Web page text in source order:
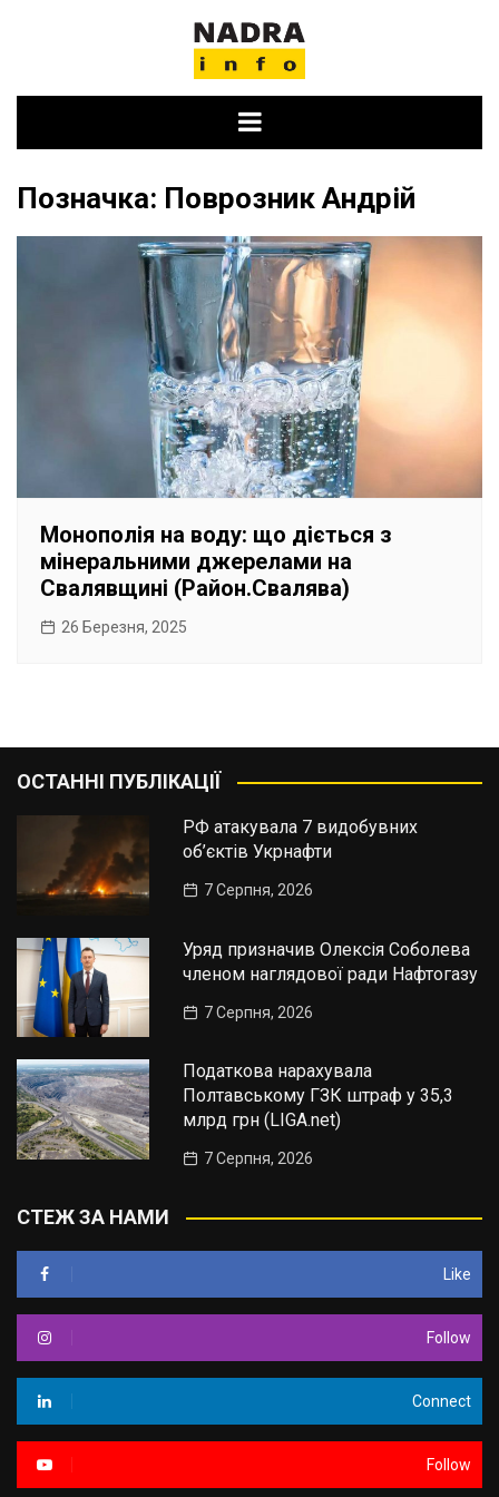
Позначка: Поврозник Андрій
Монополія на воду: що діється з
мінеральними джерелами на
Свалявщині (Район.Свалява)
26 Березня, 2025
ОСТАННІ ПУБЛІКАЦІЇ
РФ атакувала 7 видобувних
об’єктів Укрнафти
7 Серпня, 2026
Уряд призначив Олексія Соболева
членом наглядової ради Нафтогазу
7 Серпня, 2026
Податкова нарахувала
Полтавському ГЗК штраф у 35,3
млрд грн (LIGA.net)
7 Серпня, 2026
СТЕЖ ЗА НАМИ
Like
Follow
Connect
Follow